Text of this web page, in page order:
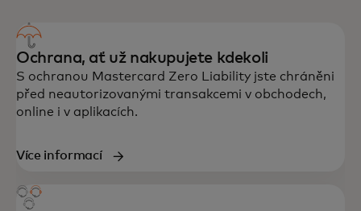
Ochrana, ať už nakupujete kdekoli
S ochranou Mastercard Zero Liability jste chráněni
před neautorizovanými transakcemi v obchodech,
online i v aplikacích.
Více informací